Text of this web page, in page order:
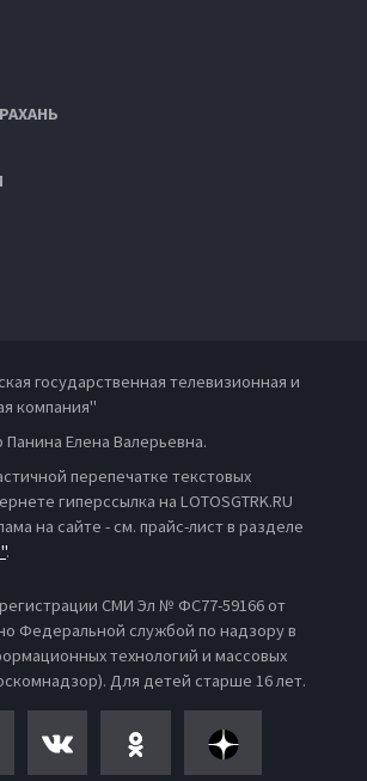
государственная телевизионная и
компания"
Елена Валерьевна.
перепечатке текстовых
гиперссылка на LOTOSGTRK.RU
на сайте - см. прайс-лист в разделе
.
СМИ Эл № ФС77-59166 от
Федеральной службой по надзору в
технологий и массовых
Для детей старше 16 лет.